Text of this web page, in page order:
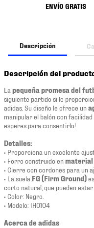
ENVÍO GRATIS
Descripción
Descripción del
La pequeña promesa del
siguiente partido si le
adidas. Su diseño le ofrece un
manipular el balón con
esperes para consentirlo!
Detalles:
• Proporciona un excelente
• Forro construido en
• Cierre con cordones para un
• La suela FG (Firm Ground)
corto natural, que pueden
• Color: Negro.
• Modelo: IH0104
Acerca de adidas